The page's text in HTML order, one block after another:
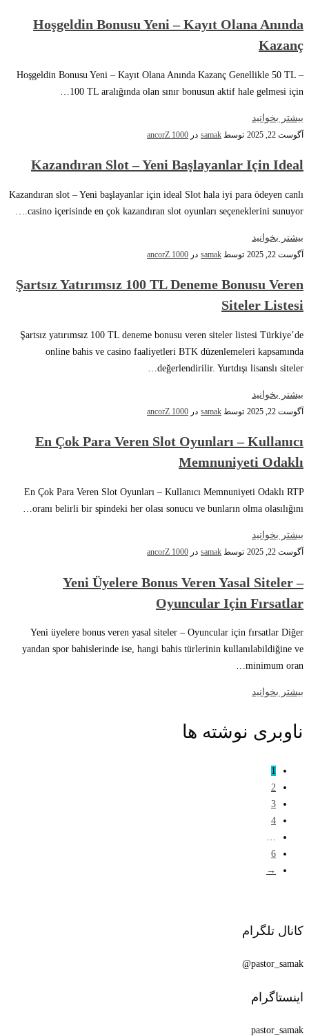
Hoşgeldin Bonusu Yeni – Kayıt Olana Anında
Kazanç
Hoşgeldin Bonusu Yeni – Kayıt Olana Anında Kazanç Genellikle 50 TL –
100 TL aralığında olan sınır bonusun aktif hale gelmesi için…
بیشتر بخوانید
آگوست 22, 2025 توسط samak در ancorZ 1000
Kazandıran Slot – Yeni Başlayanlar Için Ideal
Kazandıran slot – Yeni başlayanlar için ideal Slot hala iyi para ödeyen canlı
casino içerisinde en çok kazandıran slot oyunları seçeneklerini sunuyor.…
بیشتر بخوانید
آگوست 22, 2025 توسط samak در ancorZ 1000
Şartsız Yatırımsız 100 TL Deneme Bonusu Veren
Siteler Listesi
Şartsız yatırımsız 100 TL deneme bonusu veren siteler listesi Türkiye’de
online bahis ve casino faaliyetleri BTK düzenlemeleri kapsamında
değerlendirilir. Yurtdışı lisanslı siteler…
بیشتر بخوانید
آگوست 22, 2025 توسط samak در ancorZ 1000
En Çok Para Veren Slot Oyunları – Kullanıcı
Memnuniyeti Odaklı
En Çok Para Veren Slot Oyunları – Kullanıcı Memnuniyeti Odaklı RTP
oranı belirli bir spindeki her olası sonucu ve bunların olma olasılığını…
بیشتر بخوانید
آگوست 22, 2025 توسط samak در ancorZ 1000
Yeni Üyelere Bonus Veren Yasal Siteler –
Oyuncular Için Fırsatlar
Yeni üyelere bonus veren yasal siteler – Oyuncular için fırsatlar Diğer
yandan spor bahislerinde ise, hangi bahis türlerinin kullanılabildiğine ve
minimum oran…
بیشتر بخوانید
ناوبری نوشته ها
1
2
3
4
…
6
→
کانال تلگرام
pastor_samak@
اینستاگرام
pastor_samak